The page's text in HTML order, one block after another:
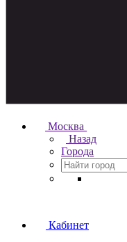
Москва
Назад
Города
Кабинет